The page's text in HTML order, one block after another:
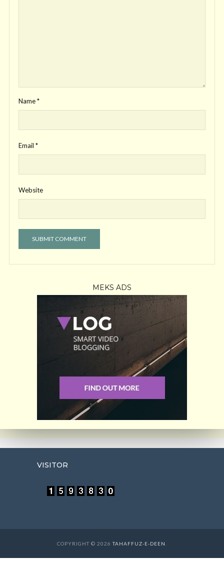
Name*
Email *
Website
MEKS ADS
VISITOR
COPYRIGHT © 2026TAHAFFUZ-E-DEEN